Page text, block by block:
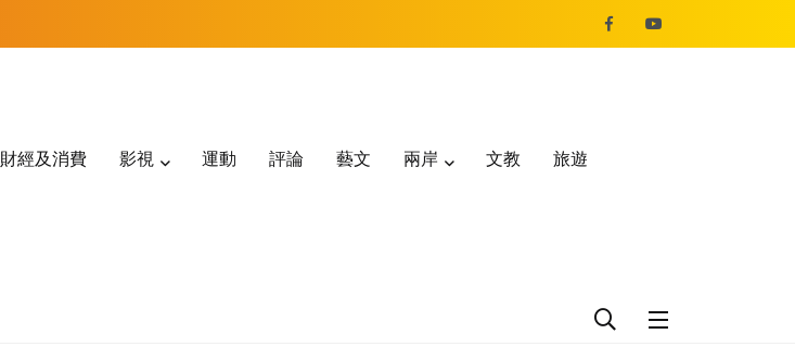
財經及消費 影視 運動 評論 藝文 兩岸 文教 旅遊